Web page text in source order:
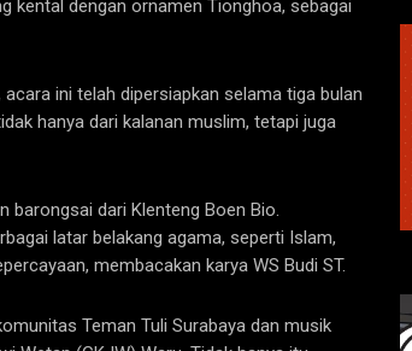
kental dengan ornamen Tionghoa, sebagai
ini telah dipersiapkan selama tiga bulan
hanya dari kalanan muslim, tetapi juga
barongsai dari Klenteng Boen Bio.
latar belakang agama, seperti Islam,
membacakan karya WS Budi ST.
Teman Tuli Surabaya dan musik